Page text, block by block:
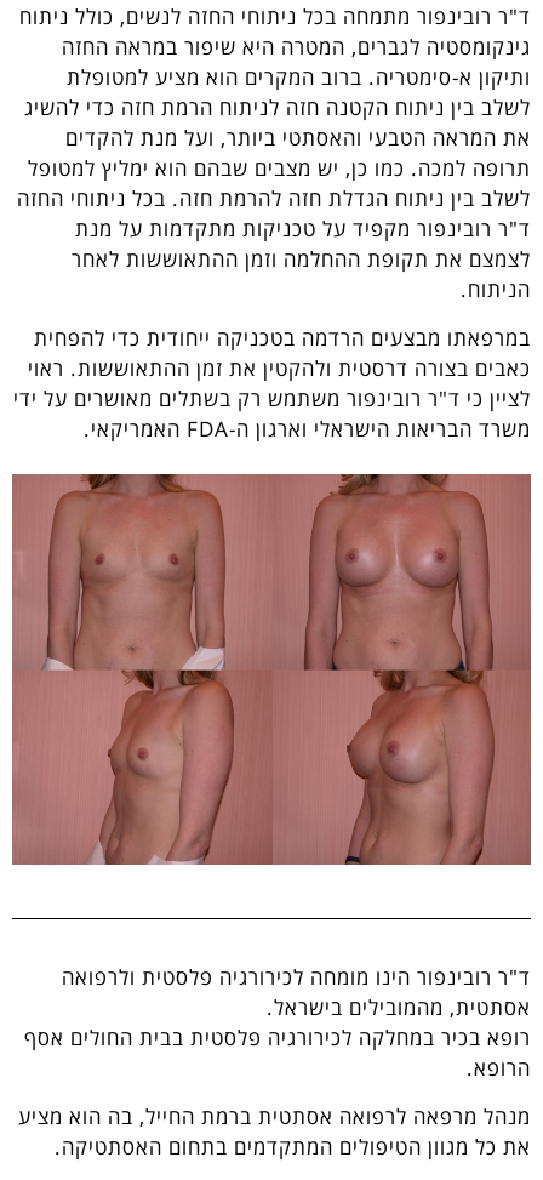
ד"ר רובינפור מתמחה בכל ניתוחי החזה לנשים, כולל ניתוח
גינקומסטיה לגברים, המטרה היא שיפור במראה החזה
ותיקון א-סימטריה. ברוב המקרים הוא מציע למטופלת
לשלב בין ניתוח הקטנה חזה לניתוח הרמת חזה כדי להשיג
את המראה הטבעי והאסתטי ביותר, ועל מנת להקדים
תרופה למכה. כמו כן, יש מצבים שבהם הוא ימליץ למטופל
לשלב בין ניתוח הגדלת חזה להרמת חזה. בכל ניתוחי החזה
ד"ר רובינפור מקפיד על טכניקות מתקדמות על מנת
לצמצם את תקופת ההחלמה וזמן ההתאוששות לאחר
הניתוח.
במרפאתו מבצעים הרדמה בטכניקה ייחודית כדי להפחית
כאבים בצורה דרסטית ולהקטין את זמן ההתאוששות. ראוי
לציין כי ד"ר רובינפור משתמש רק בשתלים מאושרים על ידי
משרד הבריאות הישראלי וארגון ה-FDA האמריקאי.
ד"ר רובינפור הינו מומחה לכירורגיה פלסטית ולרפואה
אסתטית, מהמובילים בישראל.
רופא בכיר במחלקה לכירורגיה פלסטית בבית החולים אסף
הרופא.
מנהל מרפאה לרפואה אסתטית ברמת החייל, בה הוא מציע
את כל מגוון הטיפולים המתקדמים בתחום האסתטיקה.